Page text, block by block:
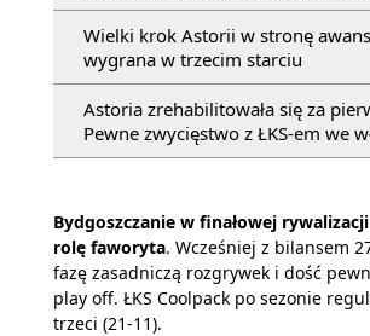
Wielki krok Astorii w stronę
wygrana w trzecim starciu
Astoria zrehabilitowała się za
Pewne zwycięstwo z ŁKS-em we
Bydgoszczanie w finałowej
rolę faworyta. Wcześniej z bilansem
fazę zasadniczą rozgrywek i dość
play off. ŁKS Coolpack po sezonie
trzeci (21-11).